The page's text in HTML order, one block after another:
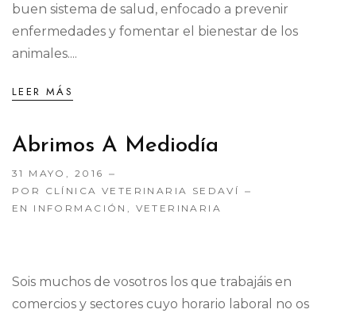
buen sistema de salud, enfocado a prevenir
enfermedades y fomentar el bienestar de los
animales....
LEER MÁS
Abrimos A Mediodía
31 MAYO, 2016
POR CLÍNICA VETERINARIA SEDAVÍ
EN INFORMACIÓN VETERINARIA
Sois muchos de vosotros los que trabajáis en
comercios y sectores cuyo horario laboral no os